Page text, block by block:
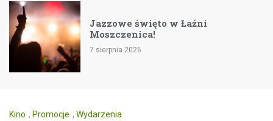
Jazzowe święto w Łaźni
Moszczenica!
7 sierpnia 2026
Kino , Promocje , Wydarzenia